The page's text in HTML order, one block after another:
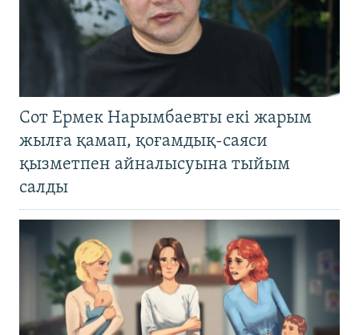
Сот Ермек Нарымбаевты екі жарым
жылға қамап, қоғамдық-саяси
қызметпен айналысуына тыйым
салды